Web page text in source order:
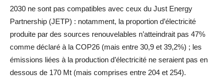
2030 ne sont pas compatibles avec ceux du Just Energy
Partnership (JETP) : notamment, la proportion d’électricité
produite par des sources renouvelables n’atteindrait pas 47%
comme déclaré à la COP26 (mais entre 30,9 et 39,2%) ; les
émissions liées à la production d’électricité ne seraient pas en
dessous de 170 Mt (mais comprises entre 204 et 254).